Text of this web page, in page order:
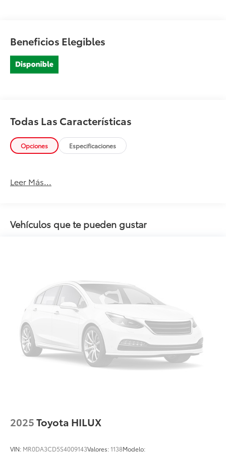
Beneficios Elegibles
Todas Las Características
Opciones Especificaciones
Leer Más...
Vehículos que te pueden gustar
2025Toyota HILUX
VIN: MR0DA3CD5S4009143Valores:1138Modelo: